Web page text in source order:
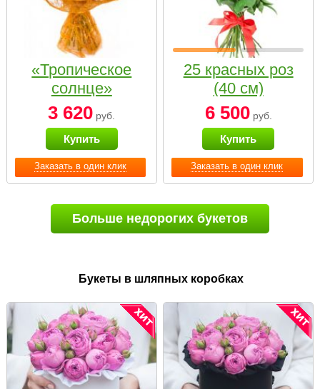
Заказать в один клик
«Тропическое
солнце»
3 620 руб.
Купить
Заказать в один клик
25 красных роз
(40 см)
6 500руб.
Купить
Больше недорогих букетов
Букеты в шляпных коробках